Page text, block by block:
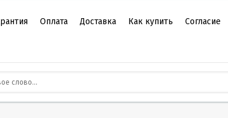
Оплата Доставка Как купить Согласие